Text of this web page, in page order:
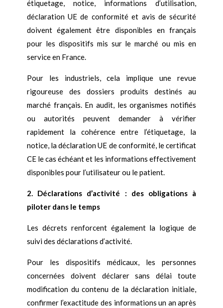
étiquetage, notice, informations d’utilisation,
déclaration UE de conformité et avis de sécurité
doivent également être disponibles en français
pour les dispositifs mis sur le marché ou mis en
service en France.
Pour les industriels, cela implique une revue
rigoureuse des dossiers produits destinés au
marché français. En audit, les organismes notifiés
ou autorités peuvent demander à vérifier
rapidement la cohérence entre l’étiquetage, la
notice, la déclaration UE de conformité, le certificat
CE le cas échéant et les informations effectivement
disponibles pour l’utilisateur ou le patient.
2. Déclarations d’activité : des obligations à
piloter dans le temps
Les décrets renforcent également la logique de
suivi des déclarations d’activité.
Pour les dispositifs médicaux, les personnes
concernées doivent déclarer sans délai toute
modification du contenu de la déclaration initiale,
confirmer l’exactitude des informations un an après